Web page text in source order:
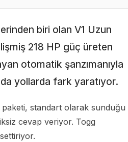
biri olan V1 Uzun
218 HP güç üreten
otomatik şanzımanıyla
yollarda fark yaratıyor.
standart olarak sunduğu
cevap veriyor. Togg